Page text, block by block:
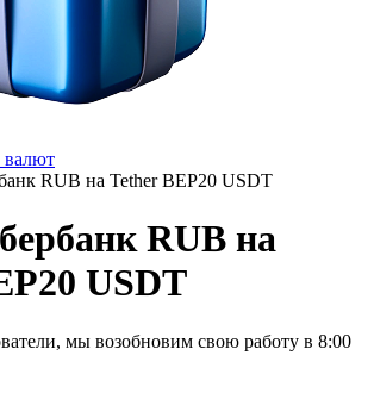
RUB на Tether BEP20 USDT
RUB на
USDT
мы возобновим свою работу в 8:00